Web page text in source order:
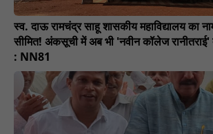
स्व. दाऊ रामचंद्र साहू शासकीय महाविद्यालय का
सीमित! अंकसूची में अब भी 'नवीन कॉलेज
: NN81